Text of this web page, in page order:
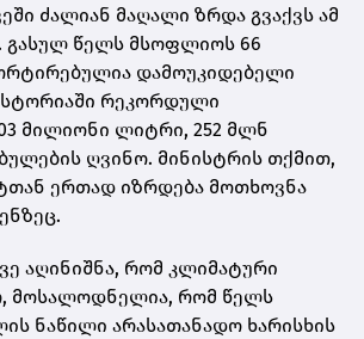
ძალიან მაღალი ზრდა გვაქვს ამ
გასულ წელს მსოფლიოს 66
დამოუკიდებელი
რეკორდული
მილიონი ლიტრი, 252 მლნ
ღვინო. მინისტრის თქმით,
ერთად იზრდება მოთხოვნა
აღინიშნა, რომ კლიმატური
მოსალოდნელია, რომ წელს
ნაწილი არასათანადო ხარისხის